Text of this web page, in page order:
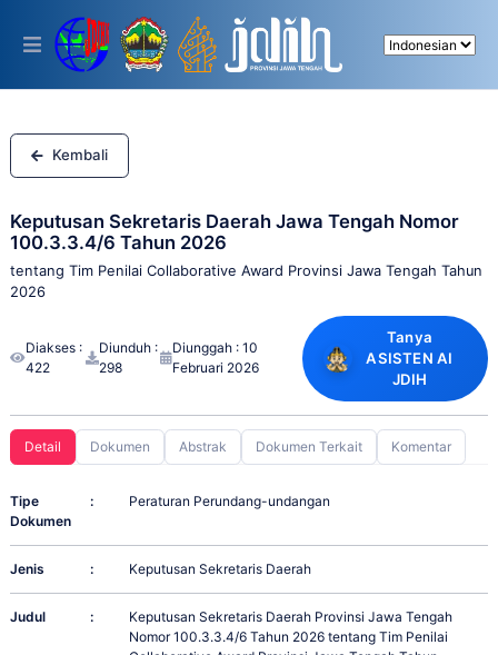
This
includes
accessibility
system.
Kembali
Keputusan Sekretaris Daerah Jawa Tengah Nomor
100.3.3.4/6 Tahun 2026
tentang Tim Penilai Collaborative Award Provinsi Jawa Tengah Tahun
2026
Diakses :
422
Diunduh :
298
Diunggah : 10
Februari 2026
Tanya
ASISTEN AI
JDIH
Detail Dokumen Abstrak Dokumen Terkait Komentar
Tipe
Dokumen
: Peraturan Perundang-undangan
Jenis : Keputusan Sekretaris Daerah
Judul :
Keputusan Sekretaris Daerah Provinsi Jawa Tengah
Nomor 100.3.3.4/6 Tahun 2026 tentang Tim Penilai